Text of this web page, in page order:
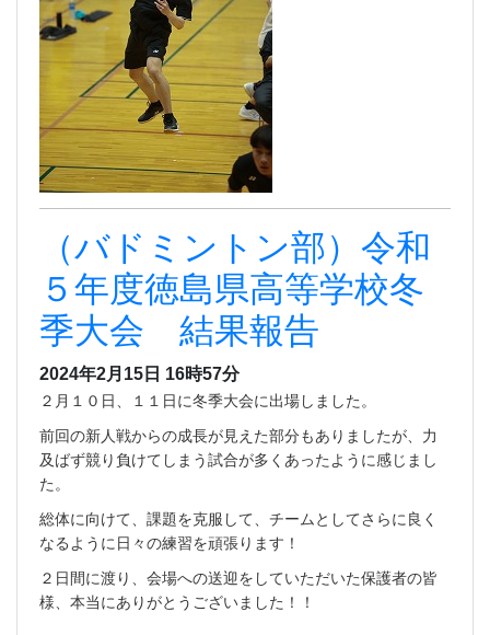
（バドミントン部）令和
５年度徳島県高等学校冬
季大会 結果報告
2024年2月15日 16時57分
２月１０日、１１日に冬季大会に出場しました。
前回の新人戦からの成長が見えた部分もありましたが、力
及ばず競り負けてしまう試合が多くあったように感じまし
た。
総体に向けて、課題を克服して、チームとしてさらに良く
なるように日々の練習を頑張ります！
２日間に渡り、会場への送迎をしていただいた保護者の皆
様、本当にありがとうございました！！